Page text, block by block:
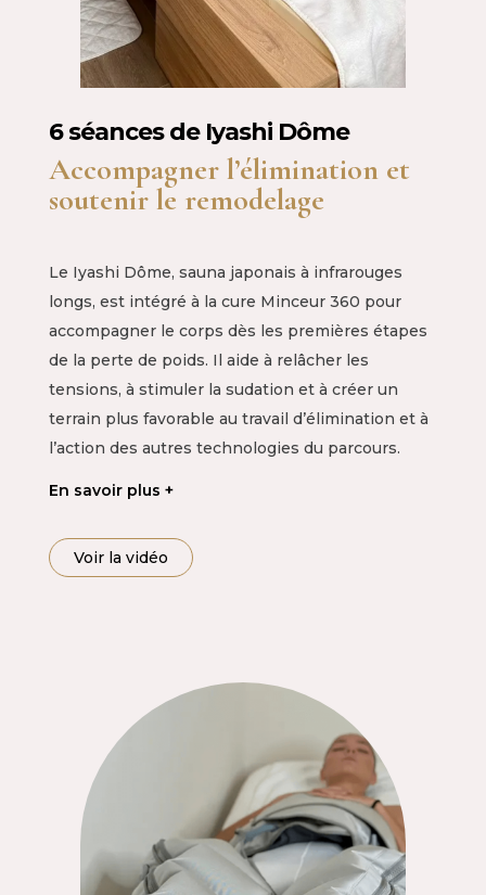
6 séances de Iyashi Dôme
Accompagner l’élimination et
soutenir le remodelage
Le Iyashi Dôme, sauna japonais à infrarouges
longs, est intégré à la cure Minceur 360 pour
accompagner le corps dès les premières étapes
de la perte de poids. Il aide à relâcher les
tensions, à stimuler la sudation et à créer un
terrain plus favorable au travail d’élimination et à
l’action des autres technologies du parcours.
En savoir plus
Voir la vidéo